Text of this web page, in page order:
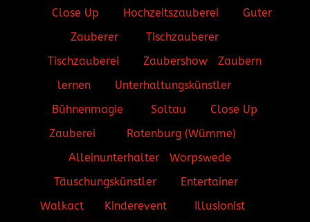
Close Up
Hochzeitszauberei
Guter
Zauberer
Tischzauberer
Tischzauberei
Zaubershow
Zaubern
lernen
Unterhaltungskünstler
Bühnenmagie
Soltau
Close Up
Zauberei
Rotenburg (Wümme)
Alleinunterhalter
Worpswede
Täuschungskünstler
Entertainer
Walkact
Kinderevent
Illusionist